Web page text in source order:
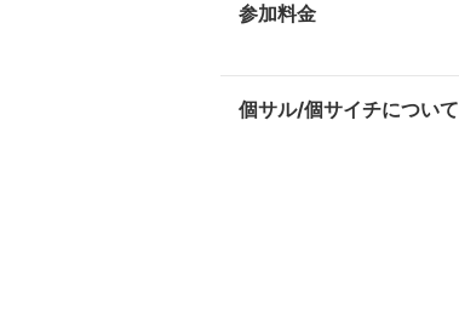
参加料金
個サル/個サイチについて